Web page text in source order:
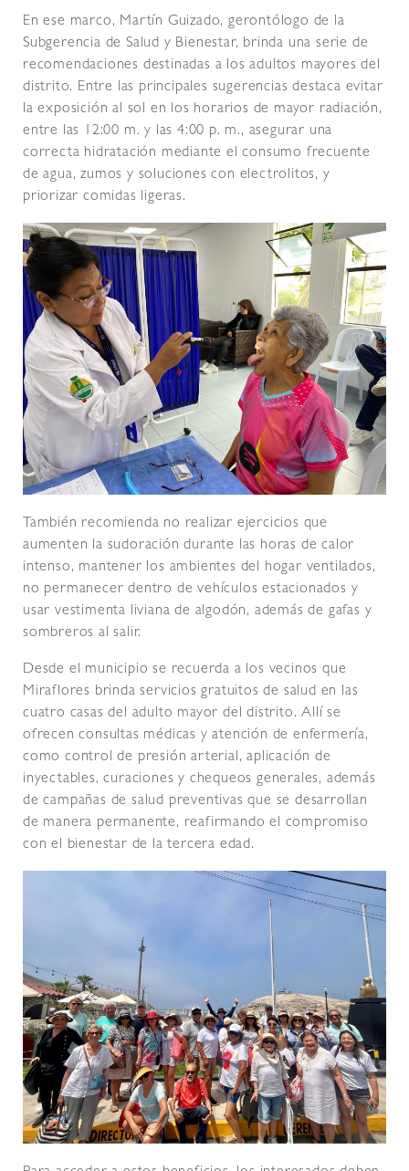
En ese marco, Martín Guizado, gerontólogo de la
Subgerencia de Salud y Bienestar, brinda una serie de
recomendaciones destinadas a los adultos mayores del
distrito. Entre las principales sugerencias destaca evitar
la exposición al sol en los horarios de mayor radiación,
entre las 12:00 m. y las 4:00 p. m., asegurar una
correcta hidratación mediante el consumo frecuente
de agua, zumos y soluciones con electrolitos, y
priorizar comidas ligeras.
También recomienda no realizar ejercicios que
aumenten la sudoración durante las horas de calor
intenso, mantener los ambientes del hogar ventilados,
no permanecer dentro de vehículos estacionados y
usar vestimenta liviana de algodón, además de gafas y
sombreros al salir.
Desde el municipio se recuerda a los vecinos que
Miraflores brinda servicios gratuitos de salud en las
cuatro casas del adulto mayor del distrito. Allí se
ofrecen consultas médicas y atención de enfermería,
como control de presión arterial, aplicación de
inyectables, curaciones y chequeos generales, además
de campañas de salud preventivas que se desarrollan
de manera permanente, reafirmando el compromiso
con el bienestar de la tercera edad.